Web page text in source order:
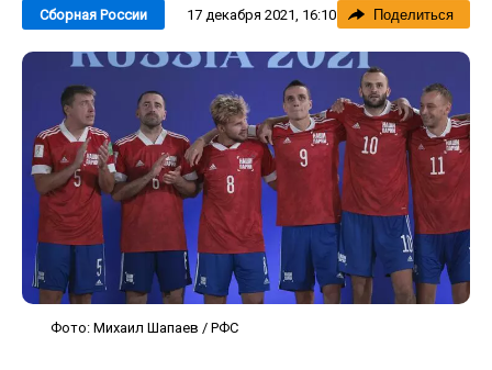
Сборная России 17 декабря 2021, 16:10 Поделиться
Фото: Михаил Шапаев / РФС